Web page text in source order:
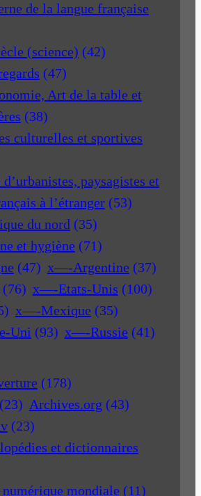
de la langue française
(science) (42)
(47)
Art de la table et
(38)
culturelles et sportives
paysagistes et
à l’étranger (53)
du nord (35)
et hygiène (71)
(47) x—-Argentine (37)
(76) x—-Etats-Unis (100)
x—-Mexique (35)
Uni (93) x—-Russie (41)
(178)
(23) Archives.org (43)
(23)
et dictionnaires
mondiale (11)